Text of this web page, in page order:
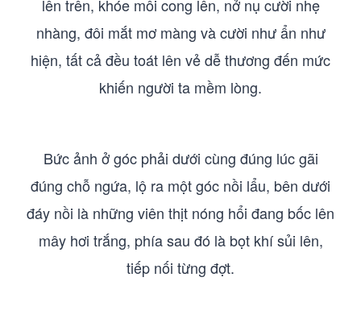
lên trên, khóe môi cong lên, nở nụ cười nhẹ
nhàng, đôi mắt mơ màng và cười như ẩn như
hiện, tất cả đều toát lên vẻ dễ thương đến mức
khiến người ta mềm lòng.
Bức ảnh ở góc phải dưới cùng đúng lúc gãi
đúng chỗ ngứa, lộ ra một góc nồi lẩu, bên dưới
đáy nồi là những viên thịt nóng hổi đang bốc lên
mây hơi trắng, phía sau đó là bọt khí sủi lên,
tiếp nối từng đợt.